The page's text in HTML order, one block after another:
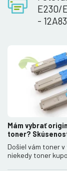
E230/
-
Mám vybrať
toner?
Došiel vám toner
niekedy toner